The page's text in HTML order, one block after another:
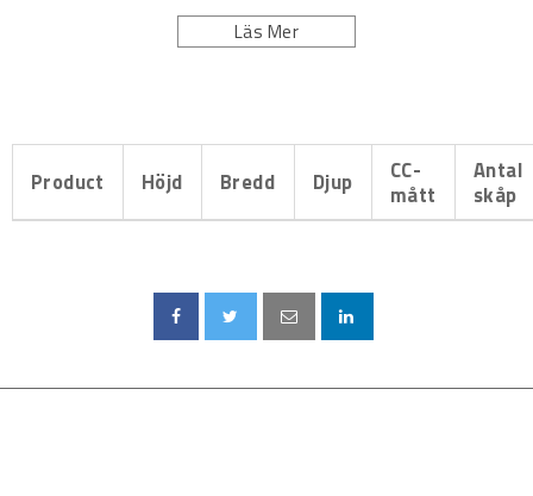
Läs Mer
Product Höjd Bredd Djup
CC-
mått
Antal
skåp